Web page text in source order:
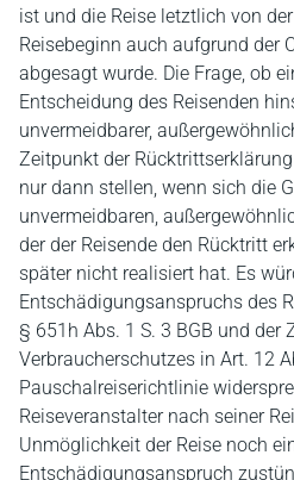
ist und die Reise letztlich von
Reisebeginn auch aufgrund der
abgesagt wurde. Die Frage, ob
Entscheidung des Reisenden
unvermeidbarer,
Zeitpunkt der
nur dann stellen, wenn sich die
unvermeidbaren,
der der Reisende den Rücktritt
später nicht realisiert hat. Es
Entschädigungsanspruchs des
§ 651h Abs. 1 S. 3 BGB und der
Verbraucherschutzes in Art. 12
Pauschalreiserichtlinie
Reiseveranstalter nach seiner
Unmöglichkeit der Reise noch
Entschädigungsanspruch